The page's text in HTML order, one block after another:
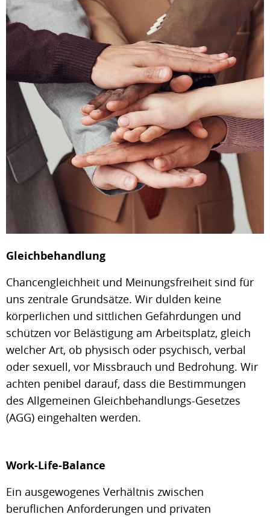
Gleichbehandlung
Chancengleichheit und Meinungsfreiheit sind für
uns zentrale Grundsätze. Wir dulden keine
körperlichen und sittlichen Gefährdungen und
schützen vor Belästigung am Arbeitsplatz, gleich
welcher Art, ob physisch oder psychisch, verbal
oder sexuell, vor Missbrauch und Bedrohung. Wir
achten penibel darauf, dass die Bestimmungen
des Allgemeinen Gleichbehandlungs-Gesetzes
(AGG) eingehalten werden.
Work-Life-Balance
Ein ausgewogenes Verhältnis zwischen
beruflichen Anforderungen und privaten